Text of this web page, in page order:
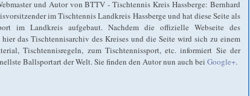
und Autor von BTTV - Tischtennis Kreis Hassberge: Bernhard
im Tischtennis Landkreis Hassberge und hat diese Seite als
im Landkreis aufgebaut. Nachdem die offizielle Webseite des
das Tischtennisarchiv des Kreises und die Seite wird sich zu einem
Tischtennisregeln, zum Tischtennissport, etc. informiert Sie der
Ballsportart der Welt. Sie finden den Autor nun auch bei Google+.